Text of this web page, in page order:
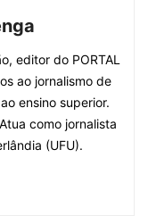
editor do PORTAL
ao jornalismo de
ensino superior.
como jornalista
(UFU).